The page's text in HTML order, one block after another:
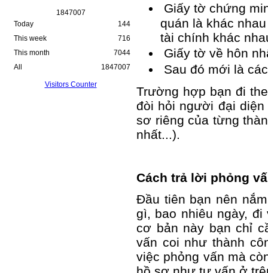
1847007
Today
This week
This month
All
144
716
7044
1847007
Visitors Counter
Giấy tờ chứng
quán là khác
tài chính khác
Giấy tờ về hôn
Sau đó mới là
Trường hợp bạn đi
đòi hỏi người đại
sơ riêng của từng
nhất...).
Cách trả lời phỏng
Đầu tiên bạn nên
gì, bao nhiêu ngày,
cơ bản này bạn chỉ
vấn coi như thành
việc phỏng vấn mà